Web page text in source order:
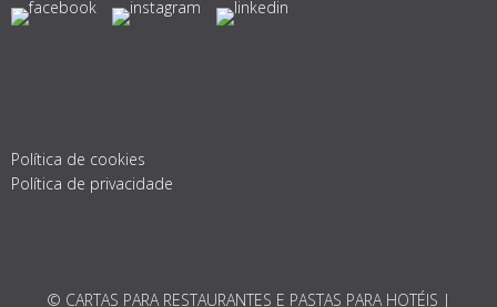
Política de cookies
Política de privacidade
© CARTAS PARA RESTAURANTES E PASTAS PARA HOTÉIS |